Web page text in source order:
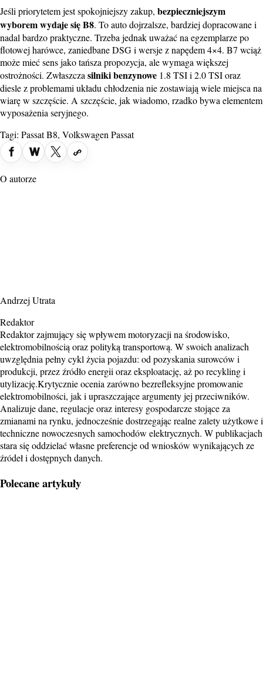
Jeśli priorytetem jest spokojniejszy zakup, bezpieczniejszym
wyborem wydaje się B8. To auto dojrzalsze, bardziej dopracowane i
nadal bardzo praktyczne. Trzeba jednak uważać na egzemplarze po
flotowej harówce, zaniedbane DSG i wersje z napędem 4×4. B7 wciąż
może mieć sens jako tańsza propozycja, ale wymaga większej
ostrożności. Zwłaszczasilniki benzynowe 1.8 TSI i 2.0 TSI oraz
diesle z problemami układu chłodzenia nie zostawiają wiele miejsca na
wiarę w szczęście. A szczęście, jak wiadomo, rzadko bywa elementem
wyposażenia seryjnego.
Tagi: Passat B8, Volkswagen Passat
O autorze
Andrzej Utrata
Redaktor
Redaktor zajmujący się wpływem motoryzacji na środowisko,
elektromobilnością oraz polityką transportową. W swoich analizach
uwzględnia pełny cykl życia pojazdu: od pozyskania surowców i
produkcji, przez źródło energii oraz eksploatację, aż po recykling i
utylizację.Krytycznie ocenia zarówno bezrefleksyjne promowanie
elektromobilności, jak i upraszczające argumenty jej przeciwników.
Analizuje dane, regulacje oraz interesy gospodarcze stojące za
zmianami na rynku, jednocześnie dostrzegając realne zalety użytkowe i
techniczne nowoczesnych samochodów elektrycznych. W publikacjach
stara się oddzielać własne preferencje od wniosków wynikających ze
źródeł i dostępnych danych.
Polecane artykuły